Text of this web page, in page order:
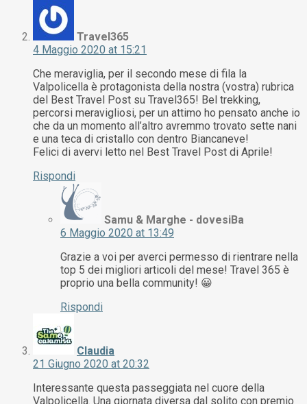
Travel365
4 Maggio 2020 at 15:21
Che meraviglia, per il secondo mese di fila la
Valpolicella è protagonista della nostra (vostra) rubrica
del Best Travel Post su Travel365! Bel trekking,
percorsi meravigliosi, per un attimo ho pensato anche io
che da un momento all’altro avremmo trovato sette nani
e una teca di cristallo con dentro Biancaneve!
Felici di avervi letto nel Best Travel Post di Aprile!
Rispondi
Samu & Marghe - dovesiBa
6 Maggio 2020 at 13:49
Grazie a voi per averci permesso di rientrare nella
top 5 dei migliori articoli del mese! Travel 365 è
proprio una bella community! 😀
Rispondi
Claudia
21 Giugno 2020 at 20:32
Interessante questa passeggiata nel cuore della
Valpolicella. Una giornata diversa dal solito con premio